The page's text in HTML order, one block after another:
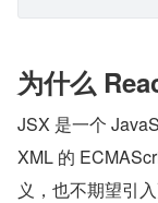
为什么
JSX 是一个
XML 的
义，也不期望引入